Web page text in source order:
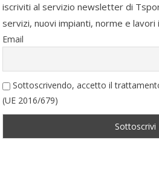
iscriviti al servizio newsletter di
servizi, nuovi impianti, norme e lavori
Email
Sottoscrivendo, accetto il
(UE 2016/679)